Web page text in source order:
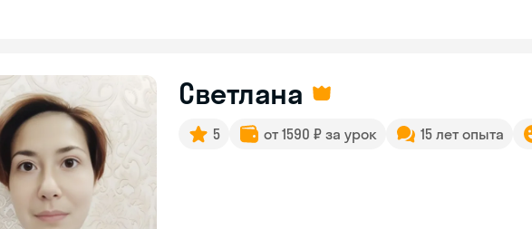
Светлана
5 от 1590 ₽ за урок 15 лет опыта